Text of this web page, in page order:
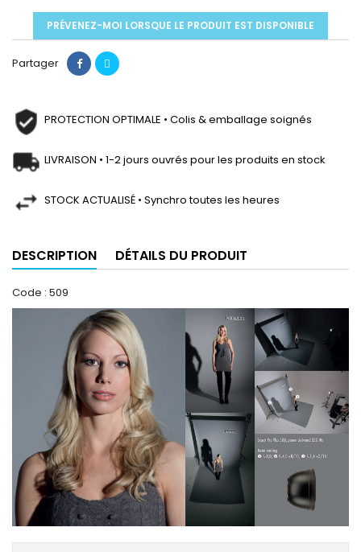
PRÉVENEZ-MOI LORSQUE LE PRODUIT EST DISPONIBLE
Partager
PROTECTION OPTIMALE • Colis & emballage soignés
LIVRAISON • 1-2 jours ouvrés pour les produits en stock
STOCK ACTUALISÉ • Synchro toutes les heures
DESCRIPTION DÉTAILS DU PRODUIT
Code : 509